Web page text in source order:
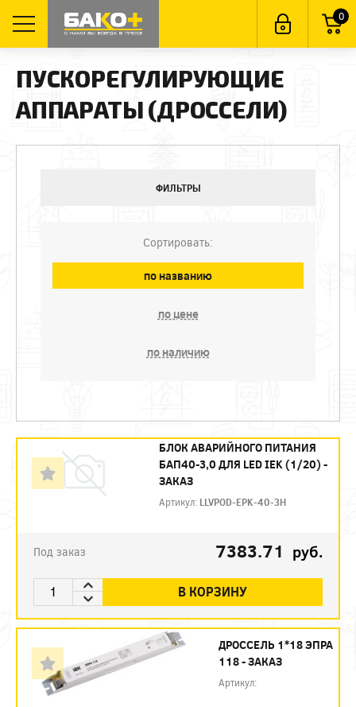
0
ПУСКОРЕГУЛИРУЮЩИЕ
АППАРАТЫ (ДРОССЕЛИ)
ФИЛЬТРЫ
Сортировать:
по названию
по цене
по наличию
БЛОК АВАРИЙНОГО ПИТАНИЯ
БАП40-3,0 ДЛЯ LED IEK (1/20) -
ЗАКАЗ
Артикул: LLVPOD-EPK-40-3H
Под заказ 7383.71 руб.
В КОРЗИНУ
ДРОССЕЛЬ 1*18 ЭПРА
118 - ЗАКАЗ
Артикул: